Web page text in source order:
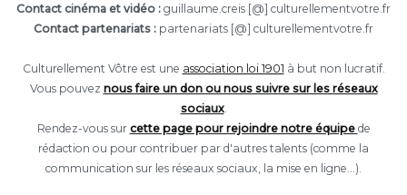
Contact cinéma et vidéo : guillaume.creis [@] culturellementvotre.fr
Contact partenariats : partenariats [@] culturellementvotre.fr
Culturellement Vôtre est une association loi 1901 à but non lucratif.
Vous pouvez nous faire un don ou nous suivre sur les réseaux
sociaux.
Rendez-vous sur cette page pour rejoindre notre équipe de
rédaction ou pour contribuer par d'autres talents (comme la
communication sur les réseaux sociaux, la mise en ligne...).